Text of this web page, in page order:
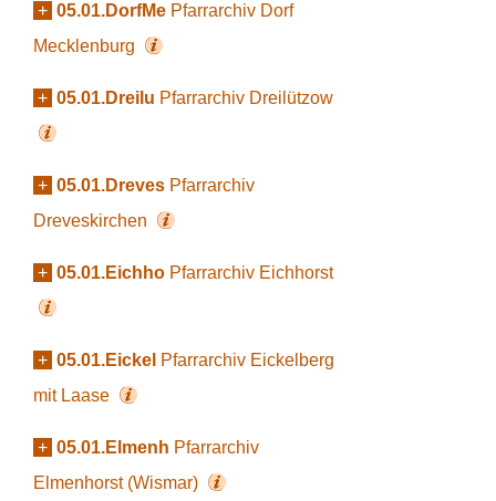
+ 05.01.DorfMe Pfarrarchiv Dorf
Mecklenburg
+ 05.01.Dreilu Pfarrarchiv Dreilützow
+ 05.01.Dreves Pfarrarchiv
Dreveskirchen
+ 05.01.Eichho Pfarrarchiv Eichhorst
+ 05.01.Eickel Pfarrarchiv Eickelberg
mit Laase
+ 05.01.Elmenh Pfarrarchiv
Elmenhorst (Wismar)